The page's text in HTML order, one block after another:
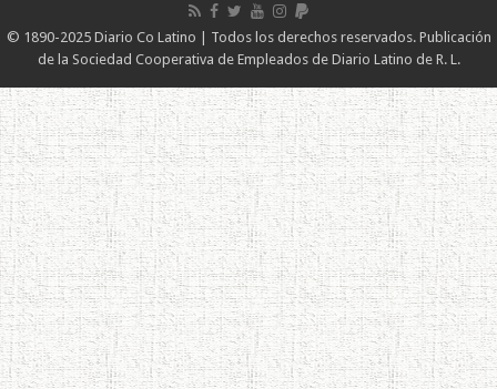
© 1890-2025 Diario Co Latino | Todos los derechos reservados. Publicación
de la Sociedad Cooperativa de Empleados de Diario Latino de R. L.